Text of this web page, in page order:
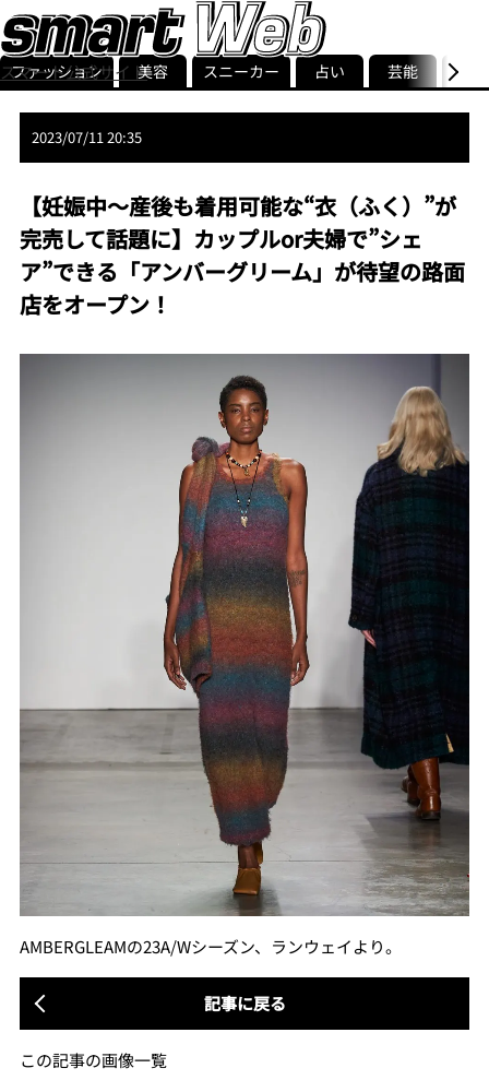
スマート公式サイト
smart最新号
記事一覧ランキング
ストリ
ファッション 美容 スニーカー 占い 芸能 グル
2023/07/11 20:35
【妊娠中〜産後も着用可能な“衣（ふく）”が
完売して話題に】カップルor夫婦で”シェ
ア”できる「アンバーグリーム」が待望の路面
店をオープン！
AMBERGLEAMの23A/Wシーズン、ランウェイより。
記事に戻る
この記事の画像一覧